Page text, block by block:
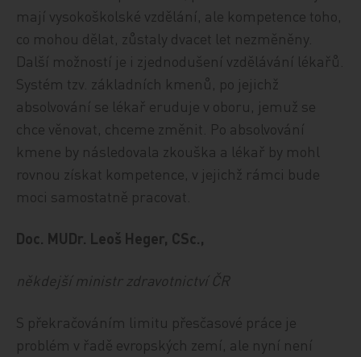
mají vysokoškolské vzdělání, ale kompetence toho,
co mohou dělat, zůstaly dvacet let nezměněny.
Další možností je i zjednodušení vzdělávání lékařů.
Systém tzv. základních kmenů, po jejichž
absolvování se lékař eruduje v oboru, jemuž se
chce věnovat, chceme změnit. Po absolvování
kmene by následovala zkouška a lékař by mohl
rovnou získat kompetence, v jejichž rámci bude
moci samostatně pracovat.
Doc. MUDr. Leoš Heger, CSc.,
někdejší ministr zdravotnictví ČR
S překračováním limitu přesčasové práce je
problém v řadě evropských zemí, ale nyní není